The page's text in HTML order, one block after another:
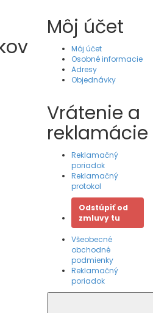
Môj účet
Môj účet
Osobné informacie
Adresy
Objednávky
Vrátenie a
reklamácie
Reklamačný
poriadok
Reklamačný
protokol
Odstúpiť od
zmluvy tu
Všeobecné
obchodné
podmienky
Reklamačný
poriadok